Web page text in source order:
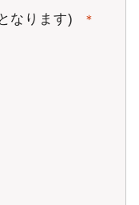
スン開始前に会員
、他人に譲渡・貸
なります) ＊